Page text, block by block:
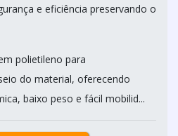
e eficiência preservando o
polietileno para
do material, oferecendo
baixo peso e fácil mobilid...